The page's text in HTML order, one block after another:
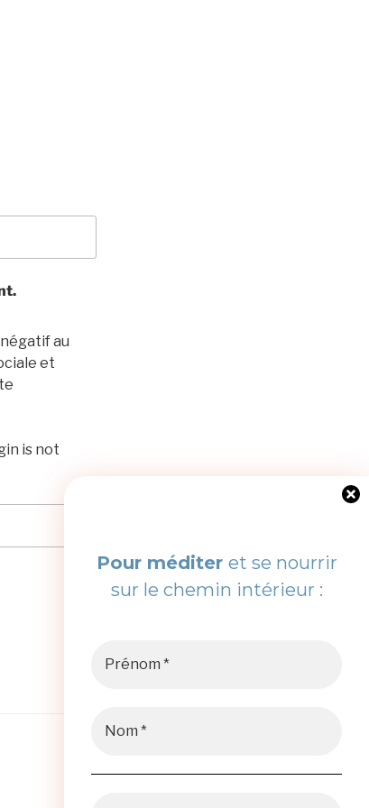
au
et
is not
Pour méditer et se nourrir
sur le chemin intérieur :